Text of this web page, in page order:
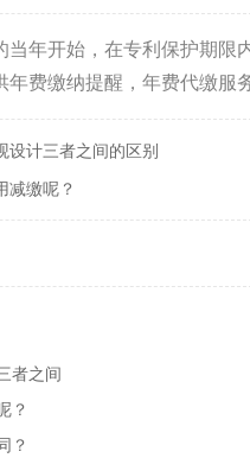
当年开始，在专利保护期
年费缴纳提醒，年费代缴服
设计三者之间的区别
减缴呢？
者之间
？
？